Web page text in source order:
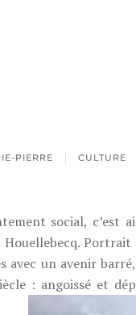
PIERRE
CULTURE
social, c’est
Portrait
avec un avenir
: angoissé et